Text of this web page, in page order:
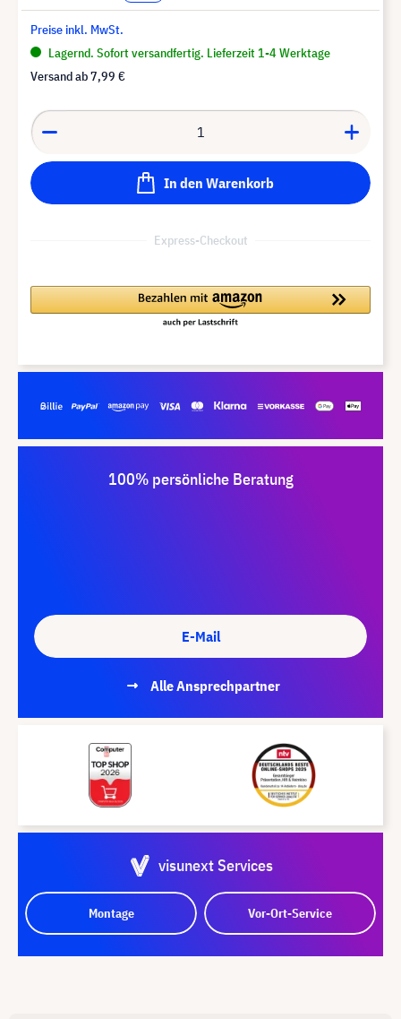
Preise inkl. MwSt.
Lagernd. Sofort versandfertig. Lieferzeit 1-4 Werktage
Versand ab7,99 €
In den Warenkorb
Express-Checkout
100% persönliche Beratung
E-Mail
Alle Ansprechpartner
visunext Services
Montage Vor-Ort-Service